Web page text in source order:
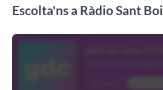
Escolta'ns a Ràdio Sant Boi